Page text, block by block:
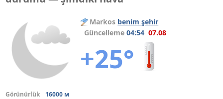
Markos benim şehir
Güncelleme04:54 07.08
+25°
Görünürlük
16000 м